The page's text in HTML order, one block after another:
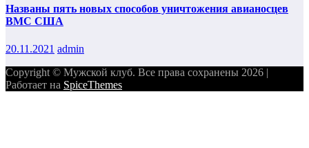
Названы пять новых способов уничтожения авианосцев
ВМС США
20.11.2021 admin
Copyright © Мужской клуб. Все права сохранены 2026 |
Работает на SpiceThemes